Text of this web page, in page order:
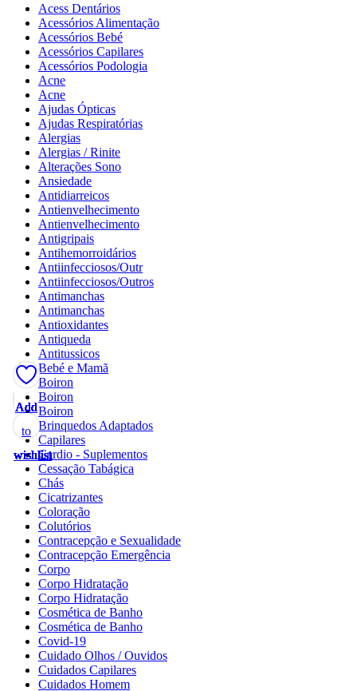
Add
to
wishlist
Add
to
wishlist
Add
to
wishlist
Add
to
wishlist
Add
to
wishlist
Add
to
wishlist
Add
to
wishlist
Add
to
wishlist
Add
to
wishlist
Add
to
wishlist
Add
to
wishlist
Add
to
wishlist
Add
to
wishlist
Acess Dentários
Acessórios Alimentação
Acessórios Bebé
Acessórios Capilares
Acessórios Podologia
Acne
Acne
Ajudas Ópticas
Ajudas Respiratórias
Alergias
Alergias / Rinite
Alterações Sono
Ansiedade
Antidiarreicos
Antienvelhecimento
Antienvelhecimento
Antigripais
Antihemorroidários
Antiinfecciosos/Outr
Antiinfecciosos/Outros
Antimanchas
Antimanchas
Antioxidantes
Antiqueda
Antitussicos
Bebé e Mamã
Boiron
Boiron
Boiron
Brinquedos Adaptados
Capilares
Cardio - Suplementos
Cessação Tabágica
Chás
Cicatrizantes
Coloração
Colutórios
Contracepção e Sexualidade
Contracepção Emergência
Corpo
Corpo Hidratação
Corpo Hidratação
Cosmética de Banho
Cosmética de Banho
Covid-19
Cuidado Olhos / Ouvidos
Cuidados Capilares
Cuidados Homem